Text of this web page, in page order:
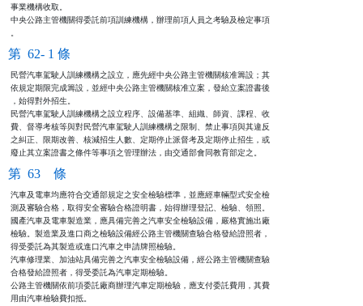
事業機構收取。
中央公路主管機關得委託前項訓練機構，辦理前項人員之考驗及檢定事項
。
第 62- 1 條
民營汽車駕駛人訓練機構之設立，應先經中央公路主管機關核准籌設；其
依規定期限完成籌設，並經中央公路主管機關核准立案，發給立案證書後
，始得對外招生。
民營汽車駕駛人訓練機構之設立程序、設備基準、組織、師資、課程、收
費、督導考核等與對民營汽車駕駛人訓練機構之限制、禁止事項與其違反
之糾正、限期改善、核減招生人數、定期停止派督考及定期停止招生，或
廢止其立案證書之條件等事項之管理辦法，由交通部會同教育部定之。
第 63 條
汽車及電車均應符合交通部規定之安全檢驗標準，並應經車輛型式安全檢
測及審驗合格，取得安全審驗合格證明書，始得辦理登記、檢驗、領照。
國產汽車及電車製造業，應具備完善之汽車安全檢驗設備，嚴格實施出廠
檢驗。製造業及進口商之檢驗設備經公路主管機關查驗合格發給證照者，
得受委託為其製造或進口汽車之申請牌照檢驗。
汽車修理業、加油站具備完善之汽車安全檢驗設備，經公路主管機關查驗
合格發給證照者，得受委託為汽車定期檢驗。
公路主管機關依前項委託廠商辦理汽車定期檢驗，應支付委託費用，其費
用由汽車檢驗費扣抵。